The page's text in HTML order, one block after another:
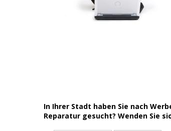
In Ihrer Stadt haben Sie nach
Reparatur gesucht? Wenden Sie